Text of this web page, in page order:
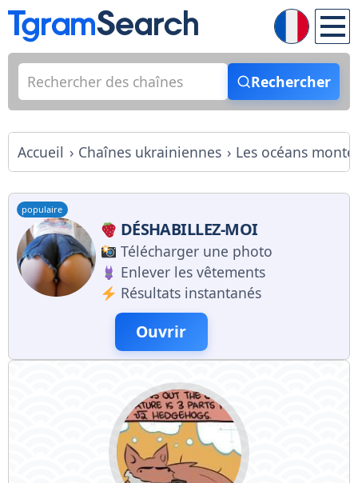
Rechercher
Accueil Chaînes ukrainiennes Les océans
populaire
DÉSHABILLEZ-MOI
Télécharger une photo
Enlever les vêtements
Résultats instantanés
Ouvrir